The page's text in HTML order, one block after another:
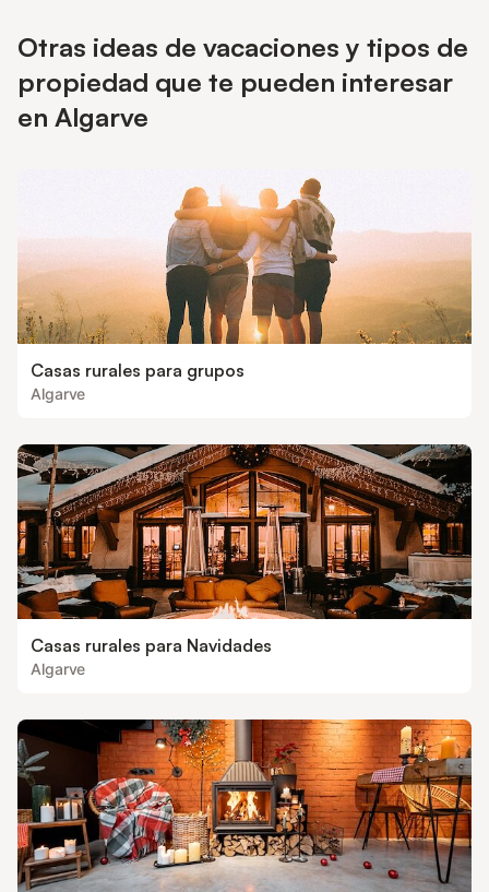
perfecta para una escapada familiar o una reunión con amigos.
Otras ideas de vacaciones y tipos de
propiedad que te pueden interesar
en Algarve
Casas rurales para grupos
Algarve
Casas rurales para Navidades
Algarve